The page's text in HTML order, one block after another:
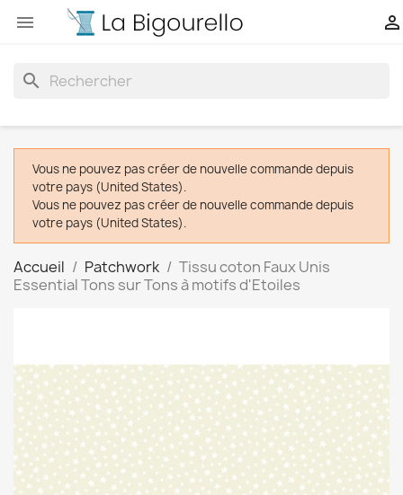
 
search
Vous ne pouvez pas créer de nouvelle commande depuis
votre pays (United States).
Vous ne pouvez pas créer de nouvelle commande depuis
votre pays (United States).
Accueil Patchwork
Tissu coton Faux Unis
Essential Tons sur Tons à motifs d'Etoiles